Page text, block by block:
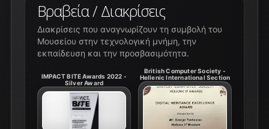
Βραβεία / Διακρίσεις
Διακρίσεις που αναγνωρίζουν τη συμβολή του
Μουσείου στην τεχνολογική μνήμη, την
εκπαίδευση και την προσβασιμότητα.
IMPACT BITE Awards 2022 -
Silver Award
British Computer Society -
Hellenic International Section